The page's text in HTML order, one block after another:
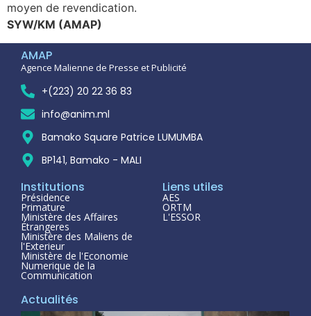
moyen de revendication.
SYW/KM (AMAP)
AMAP
Agence Malienne de Presse et Publicité
+(223) 20 22 36 83
info@anim.ml
Bamako Square Patrice LUMUMBA
BP141, Bamako - MALI
Institutions
Présidence
Primature
Ministère des Affaires
Étrangeres
Ministère des Maliens de
l'Exterieur
Ministère de l'Economie
Numerique de la
Communication
Liens utiles
AES
ORTM
L'ESSOR
Actualités